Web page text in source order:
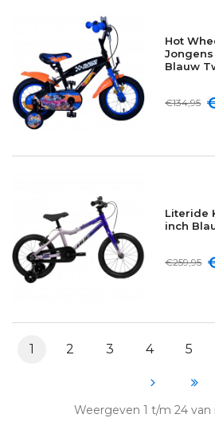
Hot
Blauw
€134,95
Literide
inch
€259,95
1 2 3 4 5
Weergeven 1 t/m 24 van